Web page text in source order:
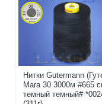
Нитки Gutermann
Mara 30 3000м #665
темный темный#